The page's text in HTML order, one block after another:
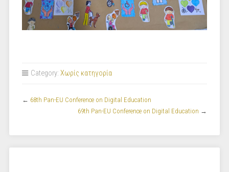
Category: Χωρίς κατηγορία
← 68th Pan-EU Conference on Digital Education
69th Pan-EU Conference on Digital Education →